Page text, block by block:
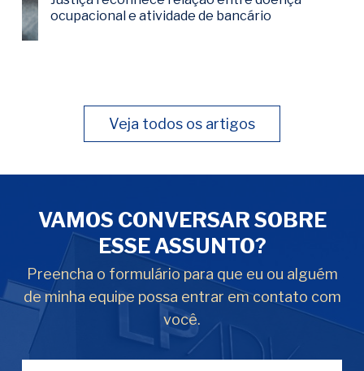
ocupacional e atividade de bancário
Veja todos os artigos
VAMOS CONVERSAR SOBRE
ESSE ASSUNTO?
Preencha o formulário para que eu ou alguém
de minha equipe possa entrar em contato com
você.